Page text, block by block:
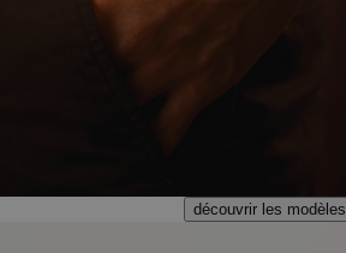
découvrir les modèles